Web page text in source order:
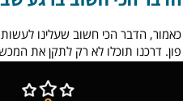
חשוב ברגע שבו יש
תוכלו לא רק לתקן את המכשיר